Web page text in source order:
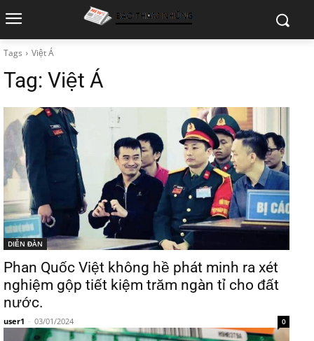
Tags Việt Á
Tag: Việt Á
DIỄN ĐÀN
Phan Quốc Việt không hề phát minh ra xét
nghiệm gộp tiết kiệm trăm ngàn tỉ cho đất
nước.
user1 - 03/01/2024 0